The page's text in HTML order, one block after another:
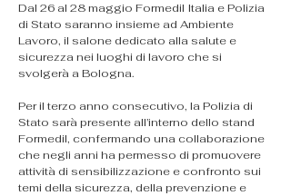
Dal 26 al 28 maggio Formedil Italia e Polizia
di Stato saranno insieme ad Ambiente
Lavoro, il salone dedicato alla salute e
sicurezza nei luoghi di lavoro che si
svolgerà a Bologna.
Per il terzo anno consecutivo, la Polizia di
Stato sarà presente all’interno dello stand
Formedil, confermando una collaborazione
che negli anni ha permesso di promuovere
attività di sensibilizzazione e confronto sui
temi della sicurezza, della prevenzione e